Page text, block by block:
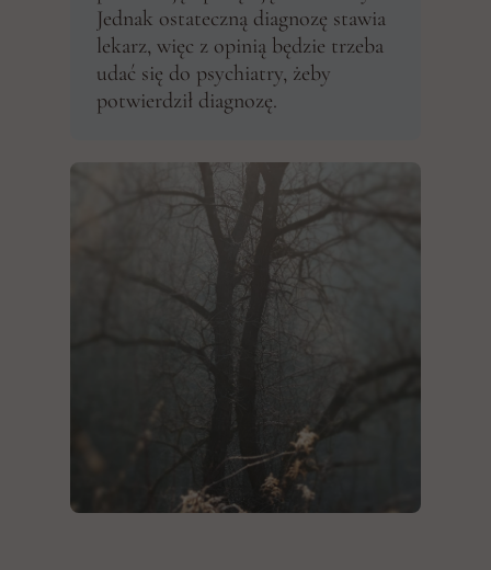
Jednak ostateczną diagnozę stawia
lekarz, więc z opinią będzie trzeba
udać się do psychiatry, żeby
potwierdził diagnozę.